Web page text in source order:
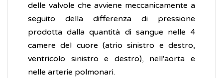
delle valvole che avviene meccanicamente a
seguito della differenza di pressione
prodotta dalla quantità di sangue nelle 4
camere del cuore (atrio sinistro e destro,
ventricolo sinistro e destro), nell'aorta e
nelle arterie polmonari.